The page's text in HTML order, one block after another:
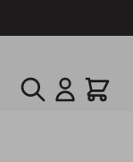
Zoek Cart